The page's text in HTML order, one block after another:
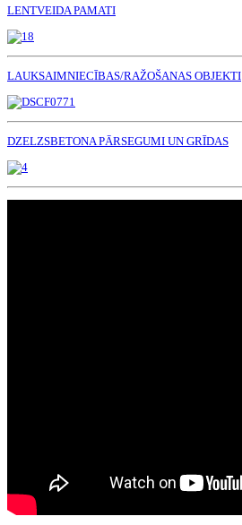
LENTVEIDA PAMATI
LAUKSAIMNIECĪBAS/RAŽOŠANAS OBJEKTI
DZELZSBETONA PĀRSEGUMI UN GRĪDAS